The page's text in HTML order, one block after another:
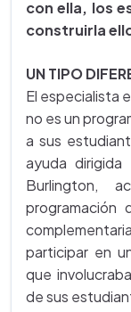
con ella, los
construirla
UN TIPO
El especialista
no es un
a sus
ayuda
Burlington,
programación
participar en
que
de sus